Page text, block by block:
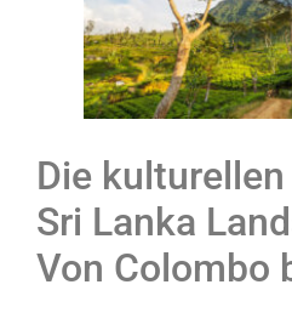
Die
Sri Lanka
Von Colombo